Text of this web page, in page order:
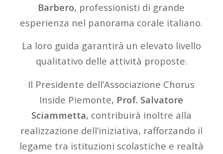
Barbero, professionisti di grande
esperienza nel panorama corale italiano.
La loro guida garantirà un elevato livello
qualitativo delle attività proposte.
Il Presidente dell’Associazione Chorus
Inside Piemonte, Prof. Salvatore
Sciammetta, contribuirà inoltre alla
realizzazione dell’iniziativa, rafforzando il
legame tra istituzioni scolastiche e realtà